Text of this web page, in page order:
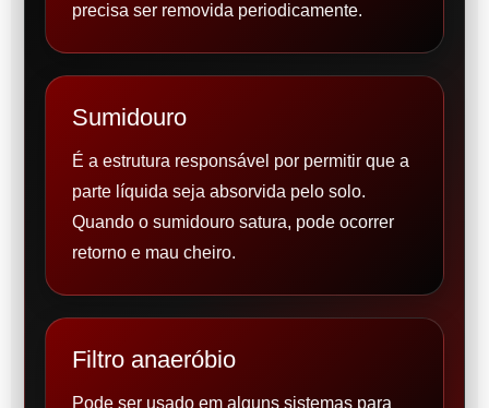
precisa ser removida periodicamente.
Sumidouro
É a estrutura responsável por permitir que a
parte líquida seja absorvida pelo solo.
Quando o sumidouro satura, pode ocorrer
retorno e mau cheiro.
Filtro anaeróbio
Pode ser usado em alguns sistemas para